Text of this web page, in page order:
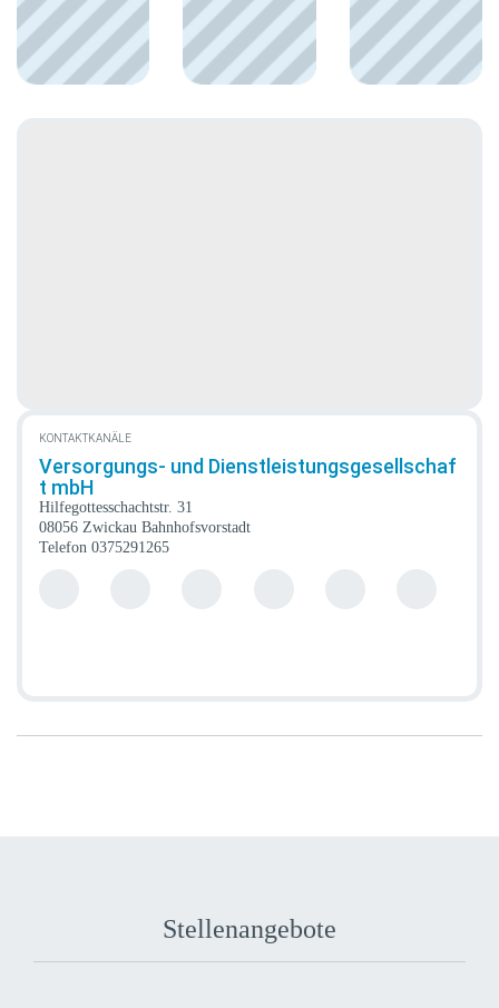
KONTAKTKANÄLE
Versorgungs- und Dienstleistungsgesellschaf
t mbH
Hilfegottesschachtstr. 31
08056 Zwickau Bahnhofsvorstadt
Telefon 0375291265
Stellenangebote